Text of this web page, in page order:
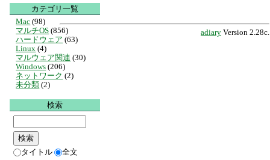
adiary Version 2.28c.
カテゴリ一覧
Mac (98)
マルチOS (856)
ハードウェア (63)
Linux (4)
マルウェア関連 (30)
Windows (206)
ネットワーク (2)
未分類 (2)
検索
タイトル 全文